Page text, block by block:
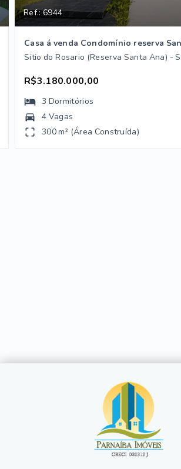
Ref.: 6944
R$3.180.000,00
3 Dormitórios
4 Vagas
300 m² (Área Construída)